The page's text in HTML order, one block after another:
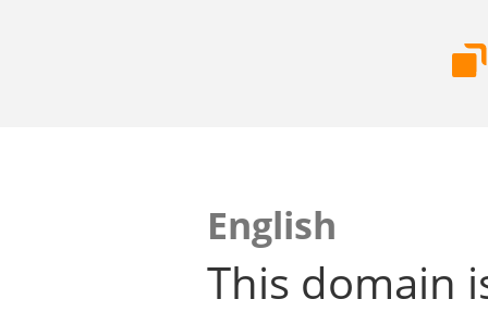
English
This domain